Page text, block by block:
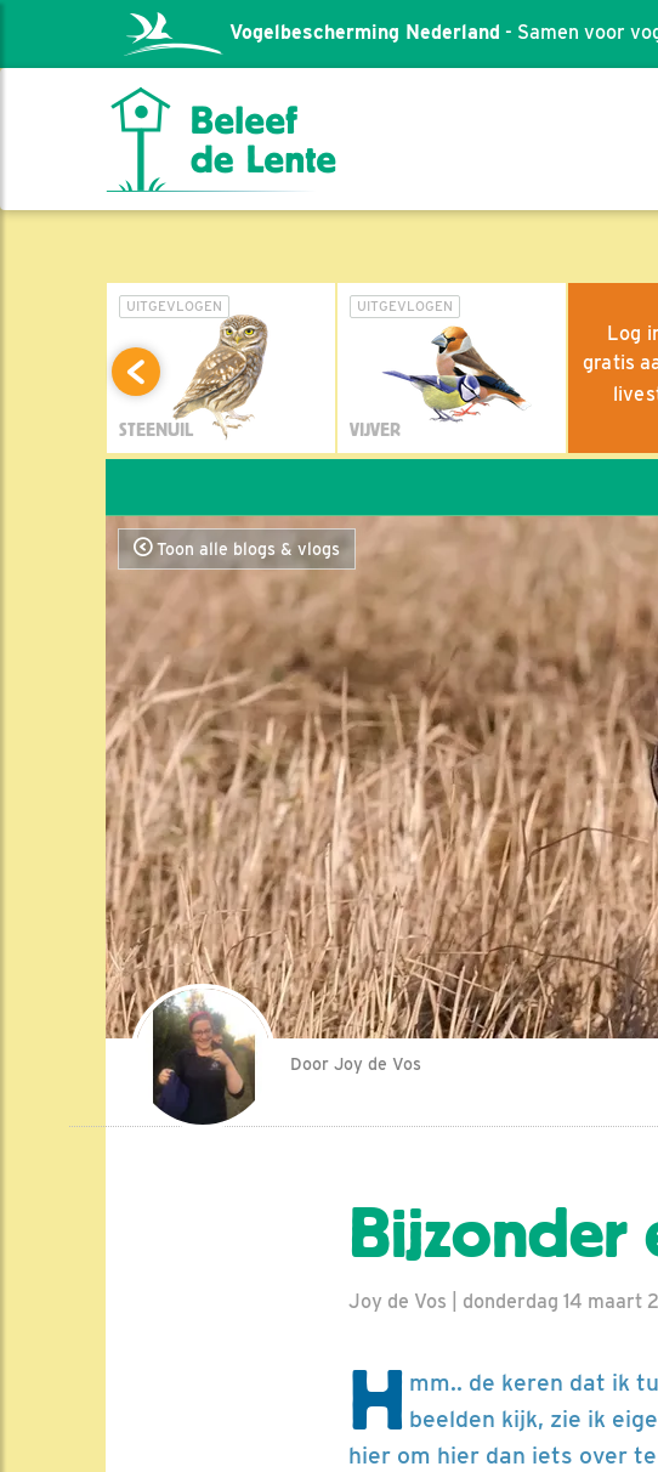
Vogelbescherming Nederland - Samen voor
UITGEVLOGEN
STEENUIL
UITGEVLOGEN
VIJVER
Log
gratis
Toon alle blogs & vlogs
Door Joy de Vos
Bijzonder
Joy de Vos | donderdag 14 maart
H mm.. de keren dat ik
beelden kijk, zie ik
hier om hier dan iets over